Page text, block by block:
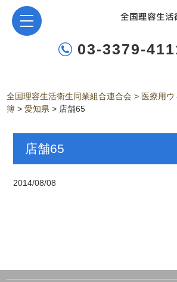
03-3379-
全国理容生活衛生同業組合連合会 > 医療用
簿 >愛知県 > 店舗65
店舗65
2014/08/08